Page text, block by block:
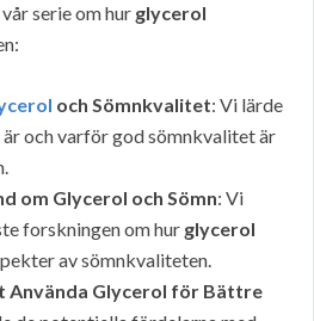
serie om hur glycerol
och Sömnkvalitet: Vi lärde
är och varför god sömnkvalitet är
om Glycerol och Sömn: Vi
forskningen om hur glycerol
av sömnkvaliteten.
Använda Glycerol för Bättre